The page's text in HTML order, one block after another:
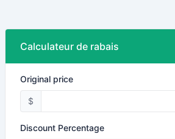
Calculateur de rabais
Original price
$
Discount Percentage